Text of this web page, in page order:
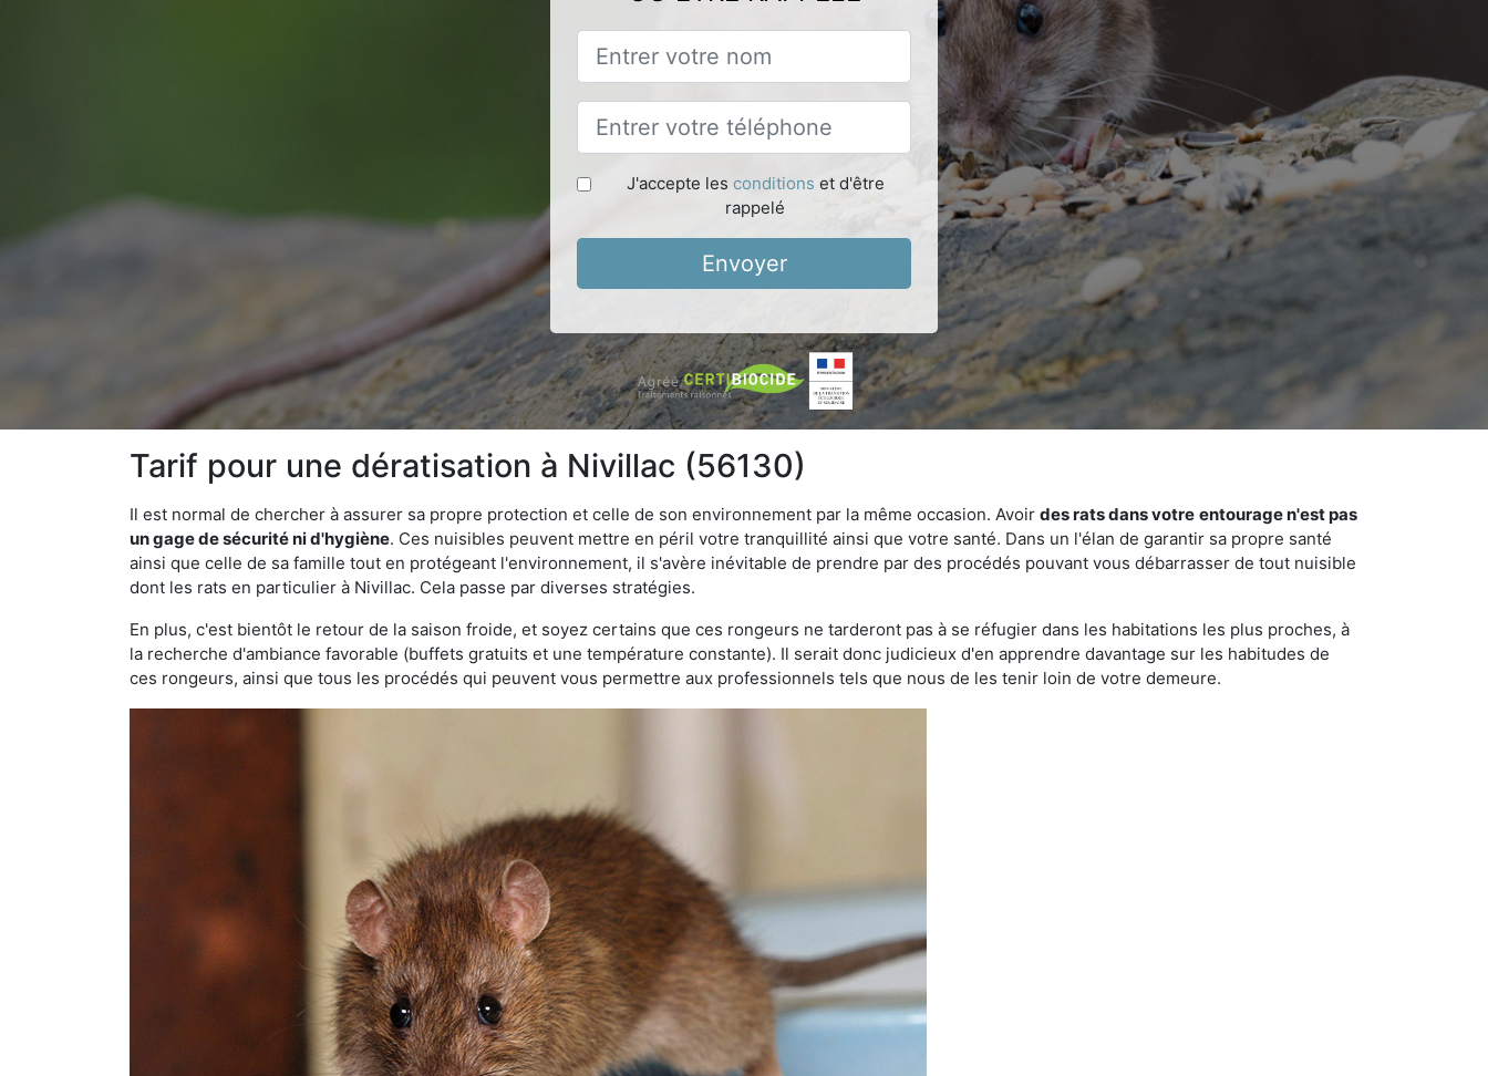
J'accepte les conditions et d'être
rappelé
Envoyer
Tarif pour une dératisation à Nivillac (56130)
Il est normal de chercher à assurer sa propre protection et celle de son environnement par la même occasion. Avoir des rats dans votre entourage n'est pas
un gage de sécurité ni d'hygiène. Ces nuisibles peuvent mettre en péril votre tranquillité ainsi que votre santé. Dans un l'élan de garantir sa propre santé
ainsi que celle de sa famille tout en protégeant l'environnement, il s'avère inévitable de prendre par des procédés pouvant vous débarrasser de tout nuisible
dont les rats en particulier à Nivillac. Cela passe par diverses stratégies.
En plus, c'est bientôt le retour de la saison froide, et soyez certains que ces rongeurs ne tarderont pas à se réfugier dans les habitations les plus proches, à
la recherche d'ambiance favorable (buffets gratuits et une température constante). Il serait donc judicieux d'en apprendre davantage sur les habitudes de
ces rongeurs, ainsi que tous les procédés qui peuvent vous permettre aux professionnels tels que nous de les tenir loin de votre demeure.